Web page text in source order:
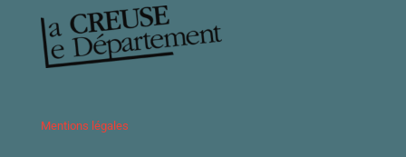
Mentions légales